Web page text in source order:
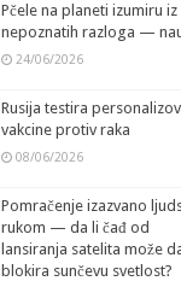
Pčele na planeti izumiru iz
nepoznatih razloga —
24/06/2026
Rusija testira
vakcine protiv raka
08/06/2026
Pomračenje izazvano
rukom — da li čađ od
lansiranja satelita može
blokira sunčevu svetlost?